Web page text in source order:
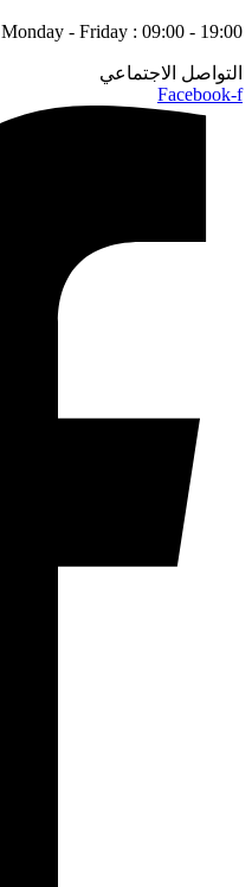
Monday - Friday : 09:00 - 19:00
التواصل الاجتماعي
Facebook-f